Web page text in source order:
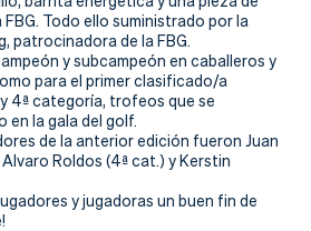
Todo ello suministrado por la
, patrocinadora de la FBG.
y subcampeón en caballeros y
para el primer clasificado/a
4ª categoría, trofeos que se
en la gala del golf.
de la anterior edición fueron Juan
Roldos (4ª cat.) y Kerstin
y jugadoras un buen fin de